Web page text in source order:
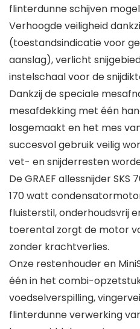
flinterdunne schijven
Verhoogde veiligheid
(toestandsindicatie voor
aanslag), verlicht
instelschaal voor de
Dankzij de speciale
mesafdekking met één
losgemaakt en het mes
succesvol gebruik veilig
vet- en snijderresten
De GRAEF allessnijder
170 watt
fluisterstil, onderhoudsvrij
toerental zorgt de motor
zonder krachtverlies.
Onze restenhouder en
één in het combi-
voedselverspilling,
flinterdunne verwerking